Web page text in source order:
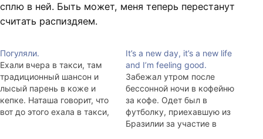
сплю в ней. Быть может, меня теперь перестанут
считать распиздяем.
Погуляли.
Ехали вчера в такси, там
традиционный шансон и
лысый парень в коже и
кепке. Наташа говорит, что
вот до этого ехала в такси,
It’s a new day, it’s a new life
and I’m feeling good.
Забежал утром после
бессонной ночи в кофейню
за кофе. Одет был в
футболку, приехавшую из
Бразилии за участие в